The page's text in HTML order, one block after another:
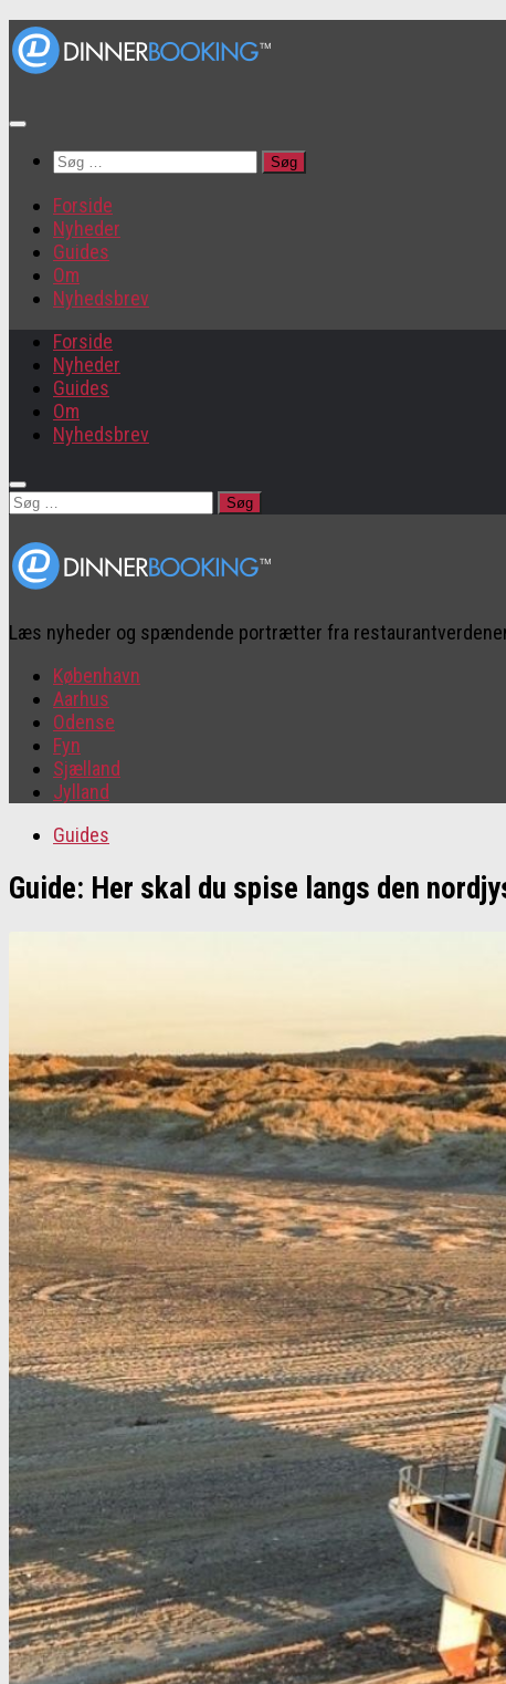
Søg
Forside
Nyheder
Guides
Om
Nyhedsbrev
Forside
Nyheder
Guides
Om
Nyhedsbrev
Søg
Læs nyheder og spændende portrætter fra
København
Aarhus
Odense
Fyn
Sjælland
Jylland
Guides
Guide: Her skal du spise langs den